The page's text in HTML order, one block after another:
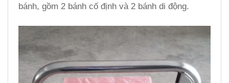
bánh, gồm 2 bánh cố định và 2 bánh di động.